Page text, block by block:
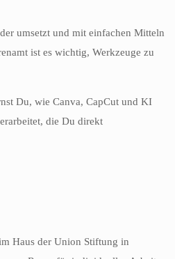
umsetzt und mit einfachen Mitteln
ist es wichtig, Werkzeuge zu
Du, wie Canva, CapCut und KI
die Du direkt
Haus der Union Stiftung in